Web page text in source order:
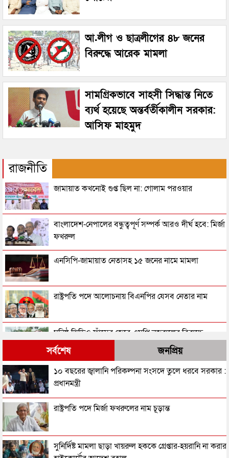
আ.লীগ ও ছাত্রলীগের ৪৮ জনের
বিরুদ্ধে আরেক মামলা
সামগ্রিকভাবে সাহসী সিদ্ধান্ত নিতে
ব্যর্থ হয়েছে অন্তর্বর্তীকালীন সরকার:
আসিফ মাহমুদ
রাজনীতি
জামায়াত কখনোই গুপ্ত ছিল না: গোলাম পরওয়ার
বাংলাদেশ-নেপালের বন্ধুত্বপূর্ণ সম্পর্ক আরও দীর্ঘ হবে: মির্জা
ফখরুল
এনসিপি-জামায়াত নেতাসহ ১৫ জনের নামে মামলা
রাষ্ট্রপতি পদে আলোচনায় বিএনপির যেসব নেতার নাম
ঘনিষ্ঠ ভিডিও ফাঁসের জেরে এমপি নজরুলের বিরুদ্ধে
শ্যামনগরে বিক্ষোভ
বাংলাদেশ পিপলস লীগকে নিবন্ধন দিতে হাইকোর্টের নির্দেশ
‘জুলাইয়ের গাদ্দার কার্ড’ নামে একটা কার্ড করতে চান
‘স্বৈরাচার’ বিতাড়িত হওয়ার পর একটি ‘গুপ্ত বাহিনী’ ধীরে
ধীরে আত্মপ্রকাশ করেছিল: প্রধানমন্ত্রী
সর্বশেষ জনপ্রিয়
১০ বছরের জ্বালানি পরিকল্পনা সংসদে তুলে ধরবে সরকার :
প্রধানমন্ত্রী
রাষ্ট্রপতি পদে মির্জা ফখরুলের নাম চূড়ান্ত
সুনির্দিষ্ট মামলা ছাড়া খায়রুল হককে গ্রেপ্তার-হয়রানি না করার